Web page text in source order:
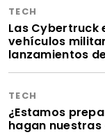
TECH
Las Cybertruck
vehículos
lanzamientos
TECH
¿Estamos
hagan